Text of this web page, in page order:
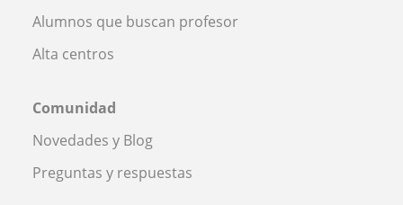
Alumnos que buscan profesor
Alta centros
Comunidad
Novedades y Blog
Preguntas y respuestas